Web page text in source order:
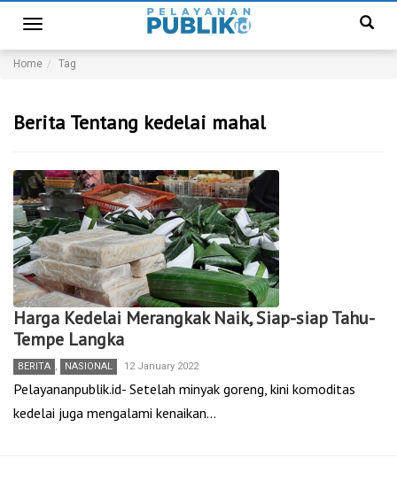
Toggle
navigation
Home Tag
Berita Tentang kedelai mahal
Harga Kedelai Merangkak Naik, Siap-siap Tahu-
Tempe Langka
BERITA , NASIONAL 12 January 2022
Pelayananpublik.id- Setelah minyak goreng, kini komoditas
kedelai juga mengalami kenaikan…